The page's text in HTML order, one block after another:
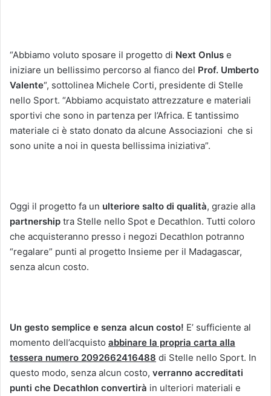
“Abbiamo voluto sposare il progetto di Next Onlus e
iniziare un bellissimo percorso al fianco del Prof. Umberto
Valente“, sottolinea Michele Corti, presidente di Stelle
nello Sport. “Abbiamo acquistato attrezzature e materiali
sportivi che sono in partenza per l’Africa. E tantissimo
materiale ci è stato donato da alcune Associazioni che si
sono unite a noi in questa bellissima iniziativa”.
Oggi il progetto fa un ulteriore salto di qualità, grazie alla
partnership tra Stelle nello Spot e Decathlon. Tutti coloro
che acquisteranno presso i negozi Decathlon potranno
“regalare” punti al progetto Insieme per il Madagascar,
senza alcun costo.
Un gesto semplice e senza alcun costo! E’ sufficiente al
momento dell’acquisto abbinare la propria carta alla
tessera numero 2092662416488 di Stelle nello Sport. In
questo modo, senza alcun costo, verranno accreditati
punti che Decathlon convertirà in ulteriori materiali e